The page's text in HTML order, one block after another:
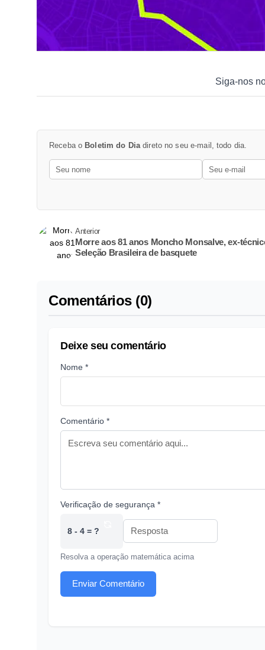
Siga-nos
Receba o Boletim do Diadireto no seu e-mail, todo dia.
Anterior
Morre aos 81 anos Moncho Monsalve, ex-
Seleção Brasileira de basquete
Comentários (0)
Deixe seu comentário
Nome *
Comentário *
Verificação de segurança *
8 - 4 = ?
Resolva a operação matemática acima
Enviar Comentário